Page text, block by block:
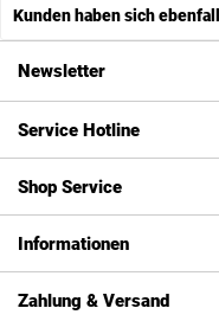
Kunden haben sich
Newsletter
Service Hotline
Shop Service
Informationen
Zahlung & Versand